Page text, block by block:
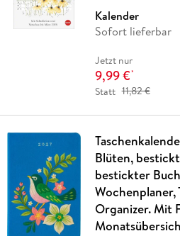
Kalender
Sofort lieferbar
Jetzt nur
9,99 €*
Statt 11,82 €
Blüten,
bestickter
Organizer. Mit